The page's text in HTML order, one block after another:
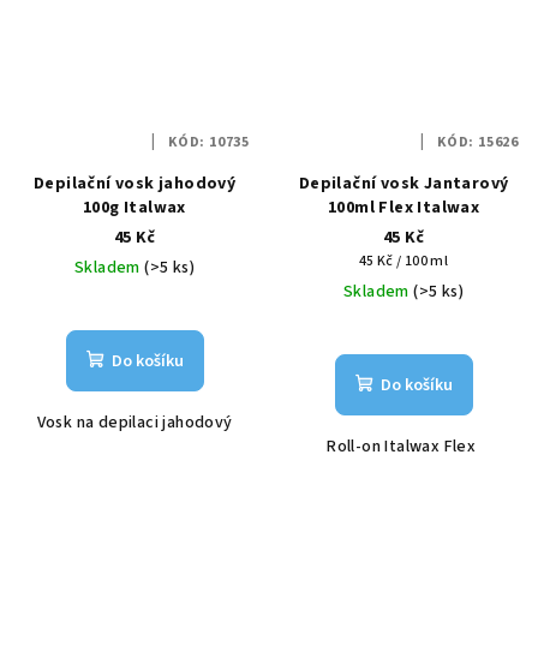
Depilační vosk jahodový
100g Italwax
45 Kč
Skladem(>5 ks)
Do košíku
Vosk na depilaci jahodový
KÓD: 10735
Depilační vosk Jantarový
100ml Flex Italwax
45 Kč
Měrná
cena:
45 Kč / 100 ml
Skladem(>5 ks)
Do košíku
Roll-on Italwax Flex
KÓD: 15626